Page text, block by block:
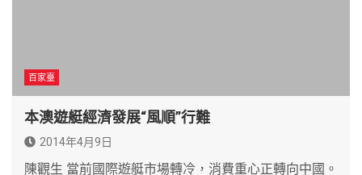
百家臺
本澳遊艇經濟發展“風順”行難
2014年4月9日
陳觀生 當前國際遊艇市場轉冷，消費重心正轉向中國。